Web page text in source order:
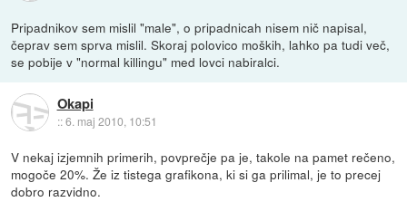
Pripadnikov sem mislil "male", o pripadnicah nisem nič napisal,
čeprav sem sprva mislil. Skoraj polovico moških, lahko pa tudi več,
se pobije v "normal killingu" med lovci nabiralci.
Okapi
::6. maj 2010, 10:51
V nekaj izjemnih primerih, povprečje pa je, takole na pamet rečeno,
mogoče 20%. Že iz tistega grafikona, ki si ga prilimal, je to precej
dobro razvidno.